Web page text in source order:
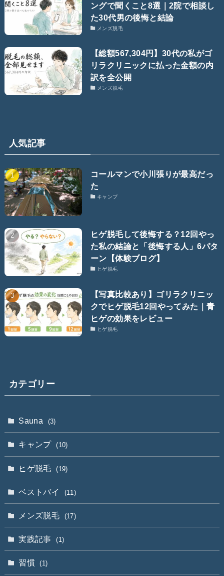
ングで聞くこと8選｜2院で相談し
た30代男の後悔と結論
メンズ脱毛
【総額567,304円】30代の私がゴ
リラクリニックに払った金額の内
訳を全公開
メンズ脱毛
人気記事
コールマンで小川張りが最高だっ
た
キャンプ
ヒゲ脱毛して後悔する？12回やっ
た私の結論と「後悔する人」6パタ
ーン【体験ブログ】
ヒゲ脱毛
【写真比較あり】ゴリラクリニッ
クでヒゲ脱毛12回やってみた｜青
ヒゲの効果をレビュー
ヒゲ脱毛
カテゴリー
Sauna (3)
キャンプ (10)
ヒゲ脱毛 (19)
ベストバイ (11)
メンズ脱毛 (17)
実践記事 (1)
習慣 (1)